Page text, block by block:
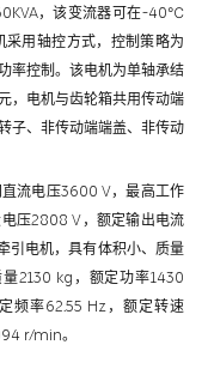
，该变流器可在-40℃
用轴控方式，控制策略为
率控制。该电机为单轴承结
，电机与齿轮箱共用传动端
子、非传动端端盖、非传动
流电压3600 V，最高工作
压2808 V，额定输出电流
引电机，具有体积小、质量
2130 kg，额定功率1430
频率62.55 Hz，额定转速
r/min。